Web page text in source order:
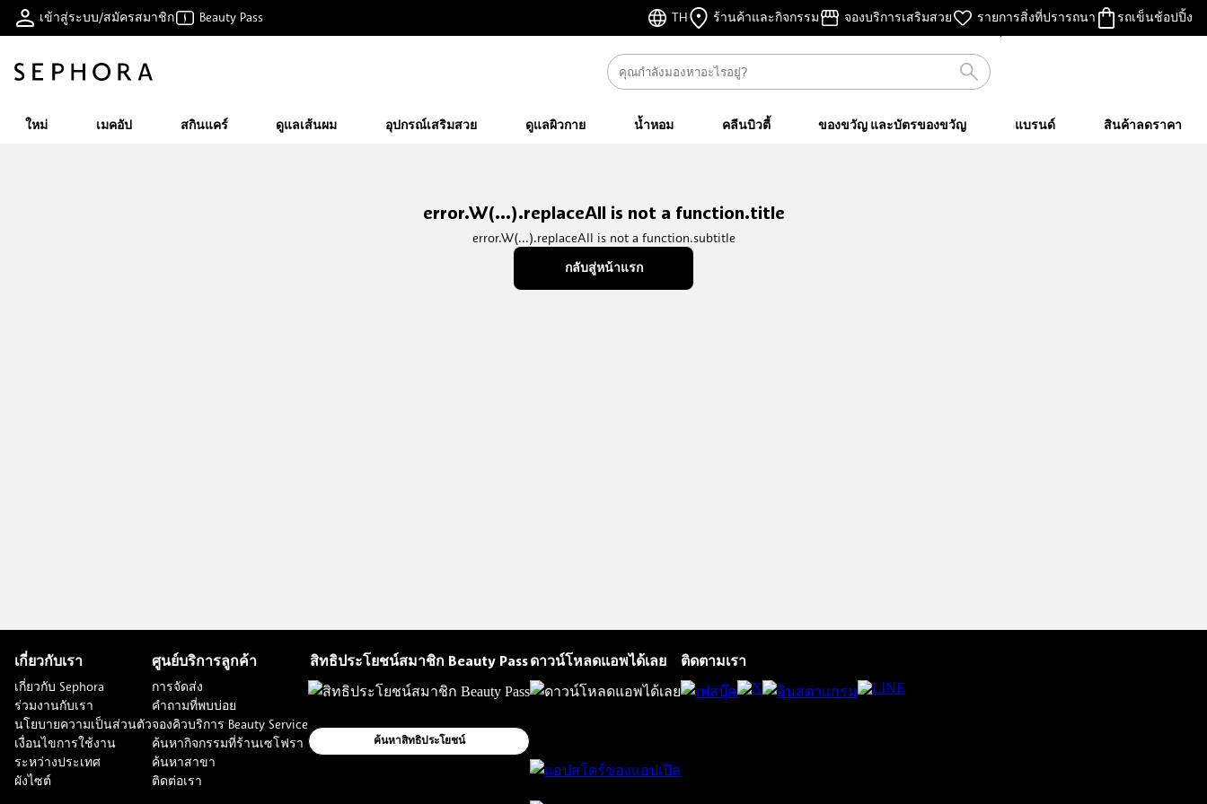
เข้าสู่ระบบ/สมัครสมาชิก Beauty Pass TH ร้านค้าและกิจกรรม จองบริการเสริมสวย รายการสิ่งที่ปรารถนา รถเข็นช้อปปิ้ง
ไม่คิดค่าส่ง
เมื่อชอปครบ ฿500 ขึ้นไป
ใหม่ เมคอัป สกินแคร์ ดูแลเส้นผม อุปกรณ์เสริมสวย ดูแลผิวกาย น้ำหอม คลีนบิวตี้ ของขวัญ และบัตรของขวัญ แบรนด์ สินค้าลดราคา
error.W(...).replaceAll is not a function.title
error.W(...).replaceAll is not a function.subtitle
กลับสู่หน้าแรก
เกี่ยวกับเรา
เกี่ยวกับ Sephora
ร่วมงานกับเรา
นโยบายความเป็นส่วนตัว
เงื่อนไขการใช้งาน
ระหว่างประเทศ
ผังไซต์
ศูนย์บริการลูกค้า
การจัดส่ง
คำถามที่พบบ่อย
จองคิวบริการ Beauty Service
ค้นหากิจกรรมที่ร้านเซโฟรา
ค้นหาสาขา
ติดต่อเรา
สิทธิประโยชน์สมาชิก Beauty Pass
ค้นหาสิทธิประโยชน์
ดาวน์โหลดแอพได้เลย ติดตามเรา